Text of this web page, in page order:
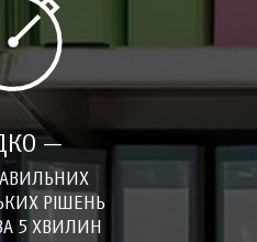
—
РІШЕНЬ
5 ХВИЛИН